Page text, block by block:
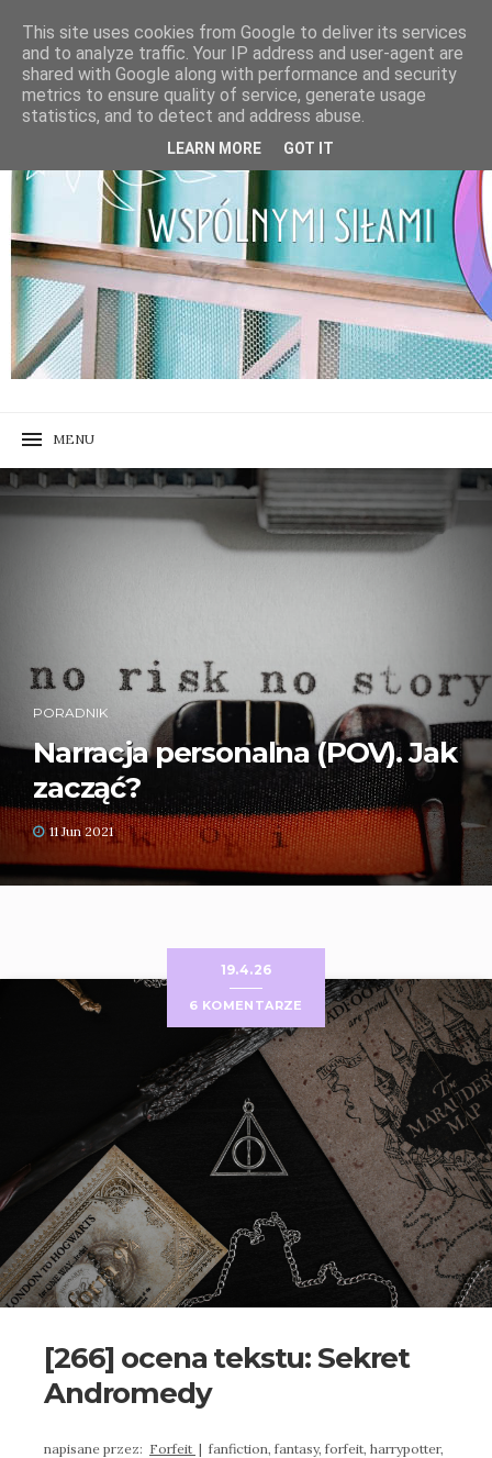
PORADNIK
Narracja personalna (POV). Jak
zacząć?
11 Jun 2021
19.4.26
6 KOMENTARZE
[266] ocena tekstu: Sekret
Andromedy
napisane przez: Forfeit | fanfiction, fantasy, forfeit, harrypotter,
This site uses cookies from Google to deliver its services
and to analyze traffic. Your IP address and user-agent are
shared with Google along with performance and security
metrics to ensure quality of service, generate usage
statistics, and to detect and address abuse.
LEARN MORE GOT IT